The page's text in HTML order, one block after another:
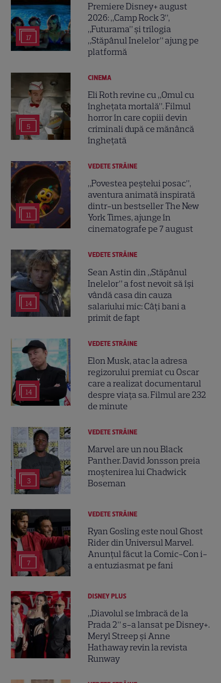
17
Premiere Disney+ august
2026: „Camp Rock 3”,
„Futurama” și trilogia
„Stăpânul Inelelor” ajung pe
platformă
5
CINEMA
Eli Roth revine cu „Omul cu
înghețata mortală”. Filmul
horror în care copiii devin
criminali după ce mănâncă
înghețată
11
VEDETE STRĂINE
„Povestea peștelui posac”,
aventura animată inspirată
dintr-un bestseller The New
York Times, ajunge în
cinematografe pe 7 august
14
VEDETE STRĂINE
Sean Astin din „Stăpânul
Inelelor” a fost nevoit să își
vândă casa din cauza
salariului mic: Câți bani a
primit de fapt
14
VEDETE STRĂINE
Elon Musk, atac la adresa
regizorului premiat cu Oscar
care a realizat documentarul
despre viața sa. Filmul are 232
de minute
3
VEDETE STRĂINE
Marvel are un nou Black
Panther. David Jonsson preia
moștenirea lui Chadwick
Boseman
7
VEDETE STRĂINE
Ryan Gosling este noul Ghost
Rider din Universul Marvel.
Anunțul făcut la Comic-Con i-
a entuziasmat pe fani
DISNEY PLUS
„Diavolul se îmbracă de la
Prada 2” s-a lansat pe Disney+.
Meryl Streep și Anne
Hathaway revin la revista
Runway